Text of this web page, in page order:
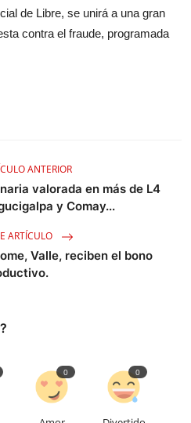
de Libre, se unirá a una gran
contra el fraude, programada
ANTERIOR
valorada en más de L4
y Comay...
ARTÍCULO
Valle, reciben el bono
0 0